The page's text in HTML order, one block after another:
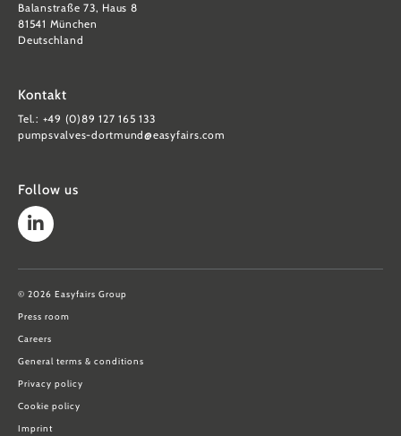
Balanstraße 73, Haus 8
81541 München
Deutschland
Kontakt
Tel.: +49 (0)89 127 165 133
pumpsvalves-dortmund@easyfairs.com
Follow us
© 2026 Easyfairs Group
Press room
Careers
General terms & conditions
Privacy policy
Cookie policy
Imprint